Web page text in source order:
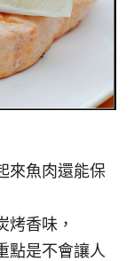
來魚肉還能保
烤香味，
點是不會讓人